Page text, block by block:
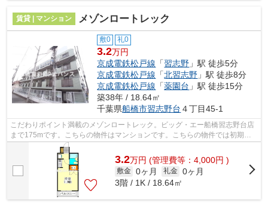
賃貸 | マンション メゾンロートレック
敷0 礼0
3.2万円
京成電鉄松戸線 「習志野 」駅 徒歩5分
京成電鉄松戸線 「北習志野 」駅 徒歩8分
京成電鉄松戸線 「薬園台 」駅 徒歩15分
築38年 / 18.64㎡
千葉県船橋市習志野台 ４丁目45-1
こだわりポイント満載のメゾンロートレック。ビッグ・エー船橋習志野台店
まで175mです。こちらの物件はマンションです。こちらの物件では初期費
用をカードでお支払いいただけます。エ...
3.2万円 (管理費等：4,000円 )
敷金 0ヶ月 礼金 0ヶ月
3階 / 1K / 18.64㎡